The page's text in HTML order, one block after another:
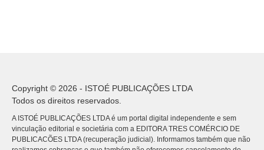
Copyright © 2026 - ISTOÉ PUBLICAÇÕES LTDA
Todos os direitos reservados.
A ISTOÉ PUBLICAÇÕES LTDA é um portal digital independente e sem
vinculação editorial e societária com a EDITORA TRES COMÉRCIO DE
PUBLICACÕES LTDA (recuperação judicial). Informamos também que não